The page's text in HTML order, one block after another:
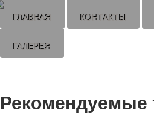
ГЛАВНАЯ КОНТАКТЫ
ГАЛЕРЕЯ
Рекомендуемые